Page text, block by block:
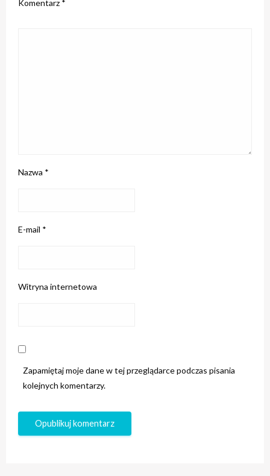
Komentarz *
Nazwa *
E-mail *
Witryna internetowa
Zapamiętaj moje dane w tej przeglądarce podczas pisania
kolejnych komentarzy.